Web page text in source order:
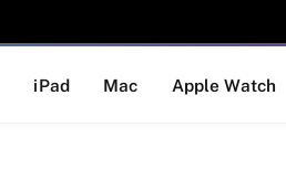
iPad Mac Apple Watch